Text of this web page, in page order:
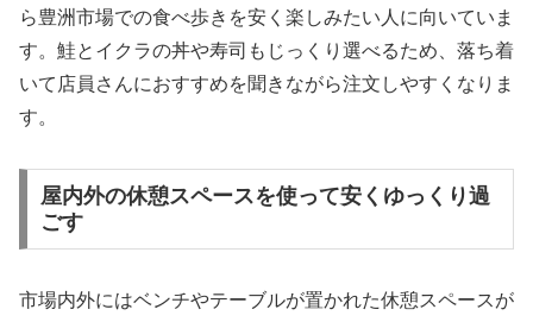
ら豊洲市場での食べ歩きを安く楽しみたい人に向いていま
す。鮭とイクラの丼や寿司もじっくり選べるため、落ち着
いて店員さんにおすすめを聞きながら注文しやすくなりま
す。
屋内外の休憩スペースを使って安くゆっくり過
ごす
市場内外にはベンチやテーブルが置かれた休憩スペースが